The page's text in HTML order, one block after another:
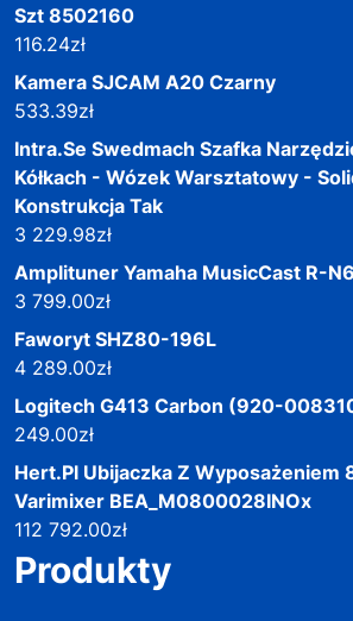
Szt 8502160
116.24zł
Kamera SJCAM A20 Czarny
533.39zł
Intra.Se Swedmach Szafka
Kółkach - Wózek Warsztatowy -
Konstrukcja Tak
3 229.98zł
Amplituner Yamaha MusicCast R-
3 799.00zł
Faworyt SHZ80-196L
4 289.00zł
Logitech G413 Carbon (920-
249.00zł
Hert.Pl Ubijaczka Z Wyposażeniem
Varimixer BEA_M0800028INOx
112 792.00zł
Produkty